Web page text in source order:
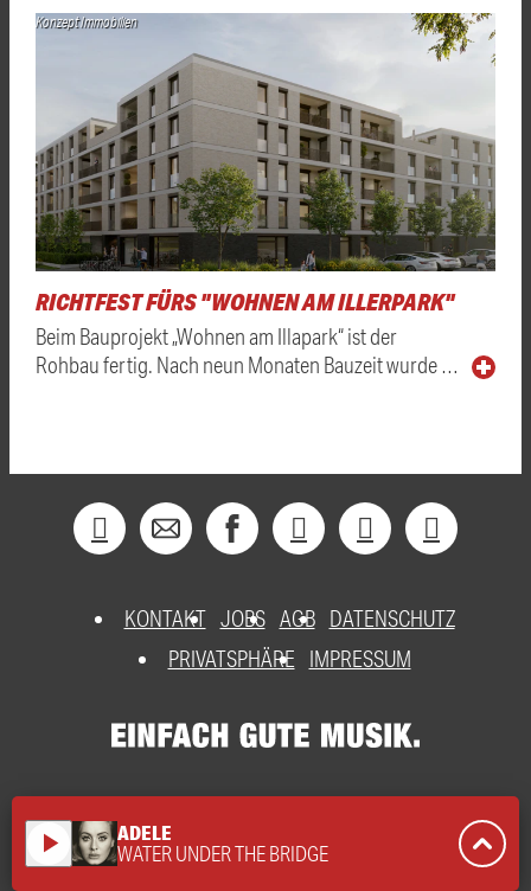
Konzept Immobilien
RICHTFEST FÜRS "WOHNEN AM ILLERPARK"
Beim Bauprojekt „Wohnen am Illapark“ ist der
Rohbau fertig. Nach neun Monaten Bauzeit wurde …
KONTAKT JOBS AGB DATENSCHUTZ
PRIVATSPHÄRE
IMPRESSUM
play_arrow ADELE
WATER UNDER THE BRIDGE